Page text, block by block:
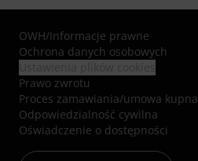
OWH/Informacje prawne
Ochrona danych osobowych
Prawo zwrotu
Proces zamawiania/umowa kupna
Odpowiedzialność cywilna
Oświadczenie o dostępności